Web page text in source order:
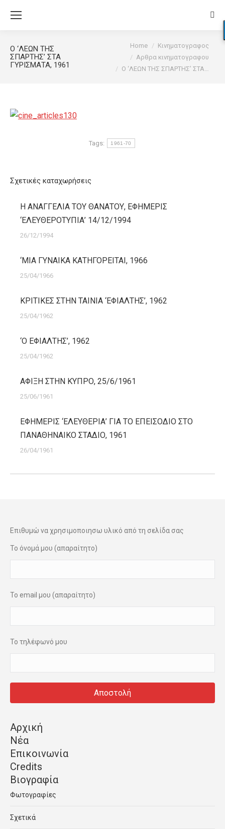
Ο ‘ΛΕΩΝ ΤΗΣ
ΣΠΑΡΤΗΣ’ ΣΤΑ
ΓΥΡΙΣΜΑΤΑ, 1961
Home
Κινηματογραφος
Αρθρα κινηματογραφου
Ο ‘ΛΕΩΝ ΤΗΣ ΣΠΑΡΤΗΣ’ ΣΤΑ…
Tags: 1961-70
Σχετικές καταχωρήσεις
Η ΑΝΑΓΓΕΛΙΑ ΤΟΥ ΘΑΝΑΤΟΥ, ΕΦΗΜΕΡΙΣ
‘ΕΛΕΥΘΕΡΟΤΥΠΙΑ’ 14/12/1994
26/12/1994
‘ΜΙΑ ΓΥΝΑΙΚΑ ΚΑΤΗΓΟΡΕΙΤΑΙ, 1966
25/04/1966
ΚΡΙΤΙΚΕΣ ΣΤΗΝ ΤΑΙΝΙΑ ‘ΕΦΙΑΛΤΗΣ’, 1962
25/04/1962
‘Ο ΕΦΙΑΛΤΗΣ’, 1962
25/04/1962
ΑΦΙΞΗ ΣΤΗΝ ΚΥΠΡΟ, 25/6/1961
25/06/1961
ΕΦΗΜΕΡΙΣ ‘ΕΛΕΥΘΕΡΙΑ’ ΓΙΑ ΤΟ ΕΠΕΙΣΟΔΙΟ ΣΤΟ
ΠΑΝΑΘΗΝΑΙΚΟ ΣΤΑΔΙΟ, 1961
26/04/1961
Επιθυμώ να χρησιμοποιησω υλικό από τη σελίδα σας
Το όνομά μου (απαραίτητο)
Το email μου (απαραίτητο)
Το τηλέφωνό μου
Αρχική
Νέα
Επικοινωνία
Credits
Βιογραφία
Φωτογραφίες
Σχετικά